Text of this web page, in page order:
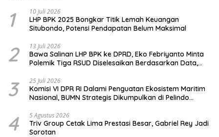
1 10 Juli 2026
LHP BPK 2025 Bongkar Titik Lemah Keuangan
Situbondo, Potensi Pendapatan Belum Maksimal
2 13 Juli 2026
Bawa Salinan LHP BPK ke DPRD, Eko Febriyanto Minta
Polemik Tiga RSUD Diselesaikan Berdasarkan Data,
3 25 Juli 2026
Komisi VI DPR RI Dalami Penguatan Ekosistem Maritim
Nasional, BUMN Strategis Dikumpulkan di Pelindo
4 5 Agustus 2026
Triv Group Cetak Lima Prestasi Besar, Gabriel Rey Jadi
Sorotan